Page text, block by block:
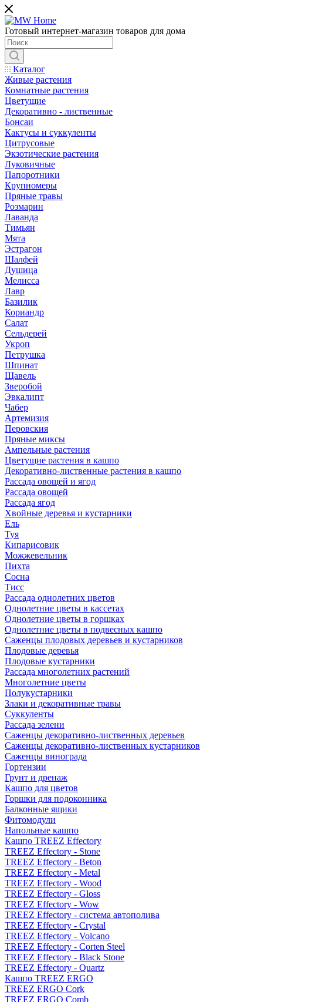
Готовый интернет-магазин товаров для дома
Каталог
Живые растения
Комнатные растения
Цветущие
Декоративно - лиственные
Бонсаи
Кактусы и суккуленты
Цитрусовые
Экзотические растения
Луковичные
Папоротники
Крупномеры
Пряные травы
Розмарин
Лаванда
Тимьян
Мята
Эстрагон
Шалфей
Душица
Мелисса
Лавр
Базилик
Кориандр
Салат
Сельдерей
Укроп
Петрушка
Шпинат
Щавель
Зверобой
Эвкалипт
Чабер
Артемизия
Перовския
Пряные миксы
Ампельные растения
Цветущие растения в кашпо
Декоративно-лиственные растения в кашпо
Рассада овощей и ягод
Рассада овощей
Рассада ягод
Хвойные деревья и кустарники
Ель
Туя
Кипарисовик
Можжевельник
Пихта
Сосна
Тисc
Рассада однолетних цветов
Однолетние цветы в кассетах
Однолетние цветы в горшках
Однолетние цветы в подвесных кашпо
Саженцы плодовых деревьев и кустарников
Плодовые деревья
Плодовые кустарники
Рассада многолетних растений
Многолетние цветы
Полукустарники
Злаки и декоративные травы
Суккуленты
Рассада зелени
Саженцы декоративно-лиственных деревьев
Саженцы декоративно-лиственных кустарников
Саженцы винограда
Гортензии
Грунт и дренаж
Кашпо для цветов
Горшки для подоконника
Балконные ящики
Фитомодули
Напольные кашпо
Кашпо TREEZ Effectory
TREEZ Effectory - Stone
TREEZ Effectory - Beton
TREEZ Effectory - Metal
TREEZ Effectory - Wood
TREEZ Effectory - Gloss
TREEZ Effectory - Wow
TREEZ Effectory - система автополива
TREEZ Effectory - Crystal
TREEZ Effectory - Volcano
TREEZ Effectory - Corten Steel
TREEZ Effectory - Black Stone
TREEZ Effectory - Quartz
Кашпо TREEZ ERGO
TREEZ ERGO Cork
TREEZ ERGO Comb